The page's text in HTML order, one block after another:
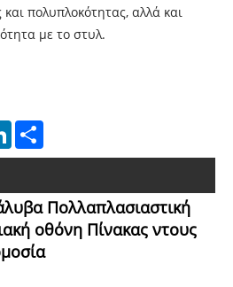
πολυπλοκότητας, αλλά και
με το στυλ.
LinkedIn
Πολλαπλασιαστική
οθόνη Πίνακας ντους